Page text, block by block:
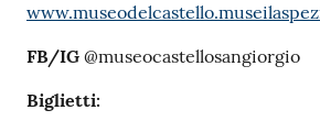
g
a
f
FB/IG @museocastellosangiorgio
Biglietti: